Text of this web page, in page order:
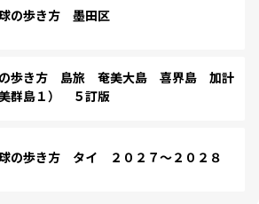
の歩き方 墨田区
歩き方 島旅 奄美大島 喜界島 加計
群島１） ５訂版
の歩き方 タイ ２０２７～２０２８